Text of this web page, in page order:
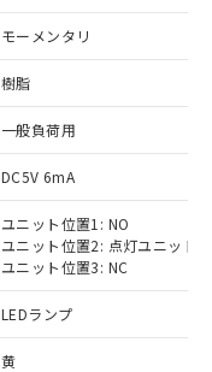
モーメンタリ
樹脂
一般負荷用
DC5V 6mA
ユニット位置1: NO
ユニット位置2: 点灯ユニット
ユニット位置3: NC
LEDランプ
黄